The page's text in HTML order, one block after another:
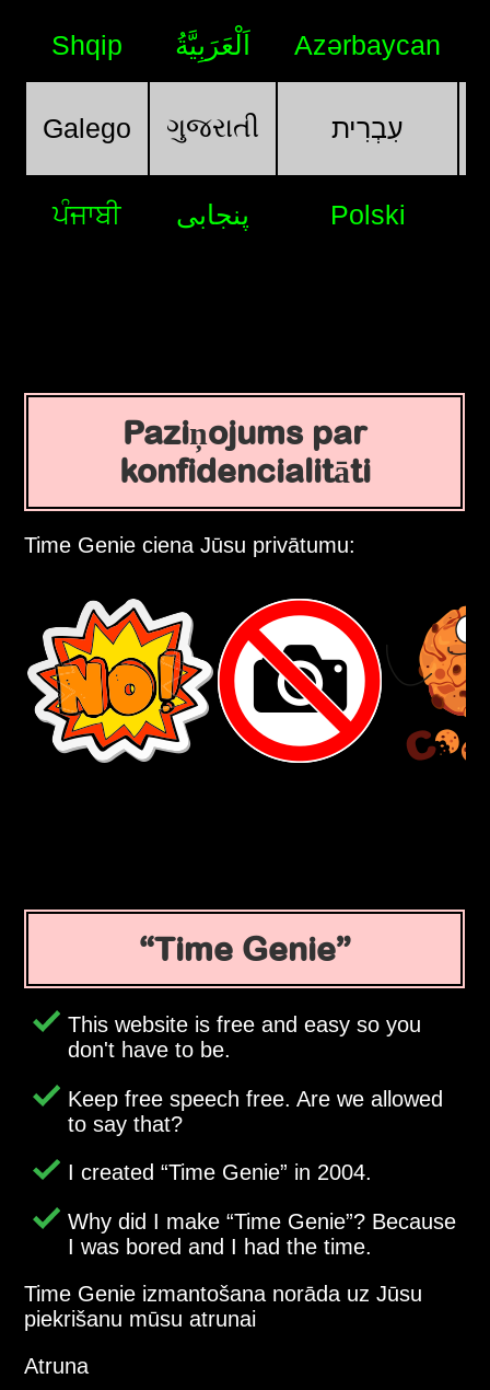
Shqip اَلْعَرَبِيَّةُ Azərbaycan
Galego ગુજરાતી עִבְרִית
ਪੰਜਾਬੀ پنجابی Polski
Paziņojums par
konfidencialitāti
Time Genie ciena Jūsu privātumu:
Time Genie
This website is free and easy so you
don't have to be.
Keep free speech free. Are we allowed
to say that?
I created Time Genie in 2004.
Why did I make Time Genie ? Because
I was bored and I had the time.
Time Genie izmantošana norāda uz Jūsu
piekrišanu mūsu atrunai
Atruna